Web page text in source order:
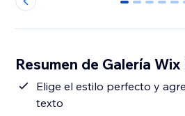
0 1 2 3 4
Resumen de Galería Wix
Elige el estilo perfecto y
texto